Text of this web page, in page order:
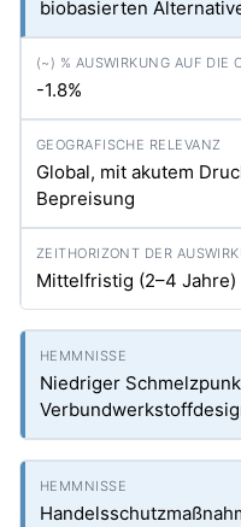
biobasierten
-1.8%
Global, mit akutem
Bepreisung
Mittelfristig (2–4 Jahre)
Niedriger